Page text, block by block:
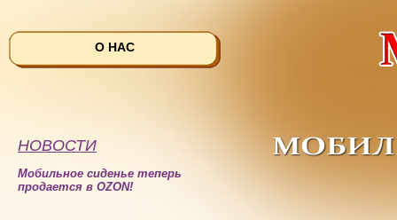
О НАС
НОВОСТИ
Мобильное сиденье теперь
продается в OZON!